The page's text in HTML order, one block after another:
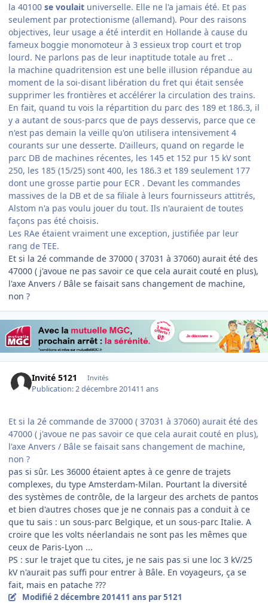
la 40100 se voulait universelle. Elle ne l'a jamais été. Et pas
seulement par protectionisme (allemand). Pour des raisons
objectives, leur usage a été interdit en Hollande à cause du
fameux boggie monomoteur à 3 essieux trop court et trop
lourd. Ne parlons pas de leur inaptitude totale au fret ..
la machine quadritension est une belle illusion répandue au
moment de la soi-disant libération du fret qui était sensée
supprimer les frontières et accélérer la circulation des trains.
En fait, quand tu vois la répartition du parc des 189 et 186.3, il
y a autant de sous-parcs que de pays desservis, parce que ce
n'est pas demain la veille qu'on utilisera intensivement 4
courants sur une desserte. D'ailleurs, quand on regarde le
parc DB de machines récentes, les 145 et 152 pur 15 kV sont
250, les 185 (15/25) sont 400, les 186.3 et 189 seulement 177
dont une grosse partie pour ECR . Devant les commandes
massives de la DB et de sa filiale à leurs fournisseurs attitrés,
Alstom n'a pas voulu jouer du tout. Ils n'auraient de toutes
façons pas été choisis.
Les RAe étaient vraiment une exception, justifiée par leur
rang de TEE.
Et si la 2é commande de 37000 ( 37031 à 37060) aurait été des
47000 ( j'avoue ne pas savoir ce que cela aurait couté en plus),
l'axe Anvers / Bâle se faisait sans changement de machine,
non ?
Invité 5121 Invités
Publication:2 décembre 201411 ans
Et si la 2é commande de 37000 ( 37031 à 37060) aurait été des
47000 ( j'avoue ne pas savoir ce que cela aurait couté en plus),
l'axe Anvers / Bâle se faisait sans changement de machine,
non ?
pas si sûr. Les 36000 étaient aptes à ce genre de trajets
complexes, du type Amsterdam-Milan. Pourtant la diversité
des systèmes de contrôle, de la largeur des archets de pantos
et bien d'autres choses que je ne connais pas a conduit à ce
que tu sais : un sous-parc Belgique, et un sous-parc Italie. A
croire que les volts néerlandais ne sont pas les mêmes que
ceux de Paris-Lyon ...
PS : sur le trajet que tu cites, je ne sais pas si une loc 3 kV/25
kV n'aurait pas suffi pour entrer à Bâle. En voyageurs, ça se
fait, mais en patache ???
Modifié2 décembre 201411 ans par 5121